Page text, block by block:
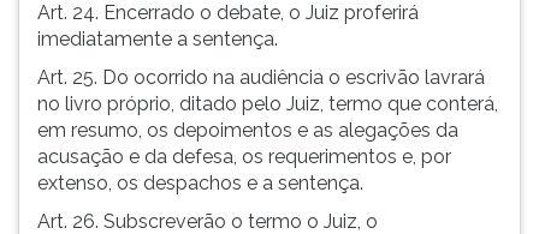
Art. 24. Encerrado o debate, o Juiz proferirá
imediatamente a sentença.
Art. 25. Do ocorrido na audiência o escrivão lavrará
no livro próprio, ditado pelo Juiz, termo que conterá,
em resumo, os depoimentos e as alegações da
acusação e da defesa, os requerimentos e, por
extenso, os despachos e a sentença.
Art. 26. Subscreverão o termo o Juiz, o